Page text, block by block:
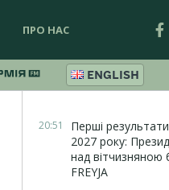
ПРО НАС
ENGLISH
20:51
Перші
2027 року:
над вітчизняною
FREYJA